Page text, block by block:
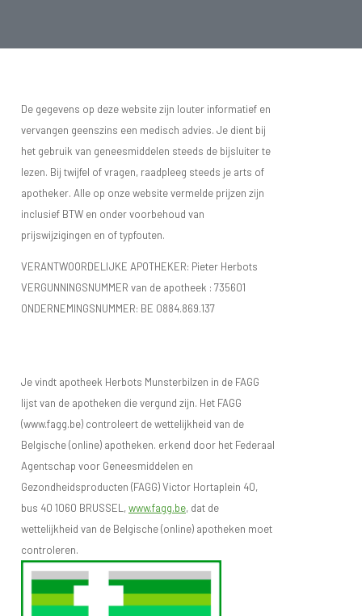
De gegevens op deze website zijn louter informatief en
vervangen geenszins een medisch advies. Je dient bij
het gebruik van geneesmiddelen steeds de bijsluiter te
lezen. Bij twijfel of vragen, raadpleeg steeds je arts of
apotheker. Alle op onze website vermelde prijzen zijn
inclusief BTW en onder voorbehoud van
prijswijzigingen en of typfouten.
VERANTWOORDELIJKE APOTHEKER: Pieter Herbots
VERGUNNINGSNUMMER van de apotheek : 735601
ONDERNEMINGSNUMMER: BE 0884.869.137
Je vindt apotheek Herbots Munsterbilzen in de FAGG
lijst van de apotheken die vergund zijn. Het FAGG
(www.fagg.be) controleert de wettelijkheid van de
Belgische (online) apotheken. erkend door het Federaal
Agentschap voor Geneesmiddelen en
Gezondheidsproducten (FAGG) Victor Hortaplein 40,
bus 40 1060 BRUSSEL,www.fagg.be, dat de
wettelijkheid van de Belgische (online) apotheken moet
controleren.